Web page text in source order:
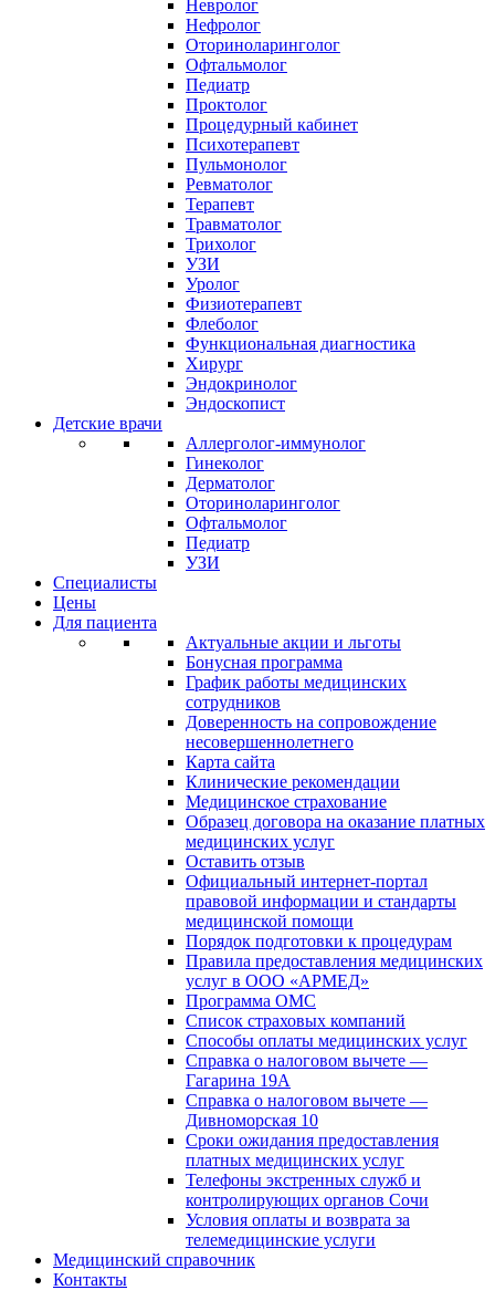
Невролог
Нефролог
Оториноларинголог
Офтальмолог
Педиатр
Проктолог
Процедурный кабинет
Психотерапевт
Пульмонолог
Ревматолог
Терапевт
Травматолог
Трихолог
УЗИ
Уролог
Физиотерапевт
Флеболог
Функциональная диагностика
Хирург
Эндокринолог
Эндоскопист
Детские врачи
Аллерголог-иммунолог
Гинеколог
Дерматолог
Оториноларинголог
Офтальмолог
Педиатр
УЗИ
Специалисты
Цены
Для пациента
Актуальные акции и льготы
Бонусная программа
График работы медицинских
сотрудников
Доверенность на сопровождение
несовершеннолетнего
Карта сайта
Клинические рекомендации
Медицинское страхование
Образец договора на оказание платных
медицинских услуг
Оставить отзыв
Официальный интернет-портал
правовой информации и стандарты
медицинской помощи
Порядок подготовки к процедурам
Правила предоставления медицинских
услуг в ООО «АРМЕД»
Программа ОМС
Список страховых компаний
Способы оплаты медицинских услуг
Справка о налоговом вычете —
Гагарина 19А
Справка о налоговом вычете —
Дивноморская 10
Сроки ожидания предоставления
платных медицинских услуг
Телефоны экстренных служб и
контролирующих органов Сочи
Условия оплаты и возврата за
телемедицинские услуги
Медицинский справочник
Контакты